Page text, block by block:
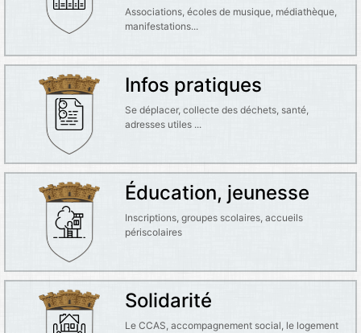
Associations, écoles de musique, médiathèque,
manifestations...
Infos pratiques
Se déplacer, collecte des déchets, santé,
adresses utiles ...
Éducation, jeunesse
Inscriptions, groupes scolaires, accueils
périscolaires
Solidarité
Le CCAS, accompagnement social, le logement